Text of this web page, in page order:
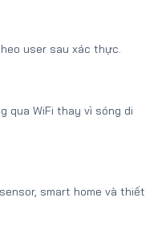
user sau xác thực.
qua WiFi thay vì sóng di
smart home và thiết